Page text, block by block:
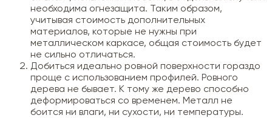
необходима огнезащита. Таким образом,
учитывая стоимость дополнительных
материалов, которые не нужны при
металлическом каркасе, общая стоимость будет
не сильно отличаться.
Добиться идеально ровной поверхности гораздо
проще с использованием профилей. Ровного
дерева не бывает. К тому же дерево способно
деформироваться со временем. Металл не
боится ни влаги, ни сухости, ни температуры.